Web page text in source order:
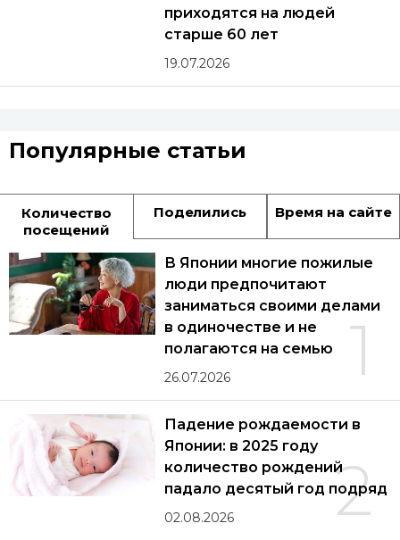
приходятся на людей
старше 60 лет
19.07.2026
Популярные статьи
Количество
посещений
Поделились Время на сайте
1
В Японии многие пожилые
люди предпочитают
заниматься своими делами
в одиночестве и не
полагаются на семью
26.07.2026
2
Падение рождаемости в
Японии: в 2025 году
количество рождений
падало десятый год подряд
02.08.2026